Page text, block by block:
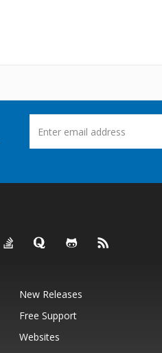
New Releases
Free Support
Websites